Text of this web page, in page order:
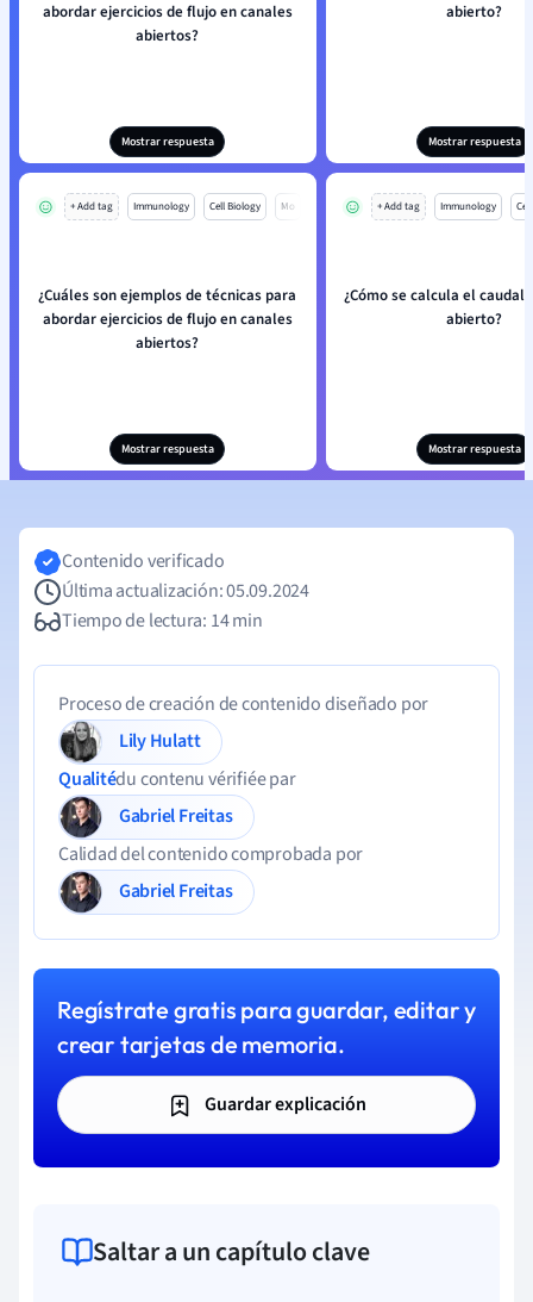
abordar ejercicios de flujo en canales
abiertos?
Mostrar respuesta
abierto?
Mostrar respuesta
+ Add tag Immunology Cell Biology Mo
¿Cuáles son ejemplos de técnicas para
abordar ejercicios de flujo en canales
abiertos?
Mostrar respuesta
+ Add tag Immunology
¿Cómo se calcula el caudal
abierto?
Mostrar respuesta
Contenido verificado
Última actualización: 05.09.2024
Tiempo de lectura: 14 min
Proceso de creación de contenido diseñado por
Lily Hulatt
Qualitédu contenu vérifiée par
Gabriel Freitas
Calidad del contenido comprobada por
Gabriel Freitas
Regístrate gratis para guardar, editar y
crear tarjetas de memoria.
Guardar explicación
Saltar a un capítulo clave